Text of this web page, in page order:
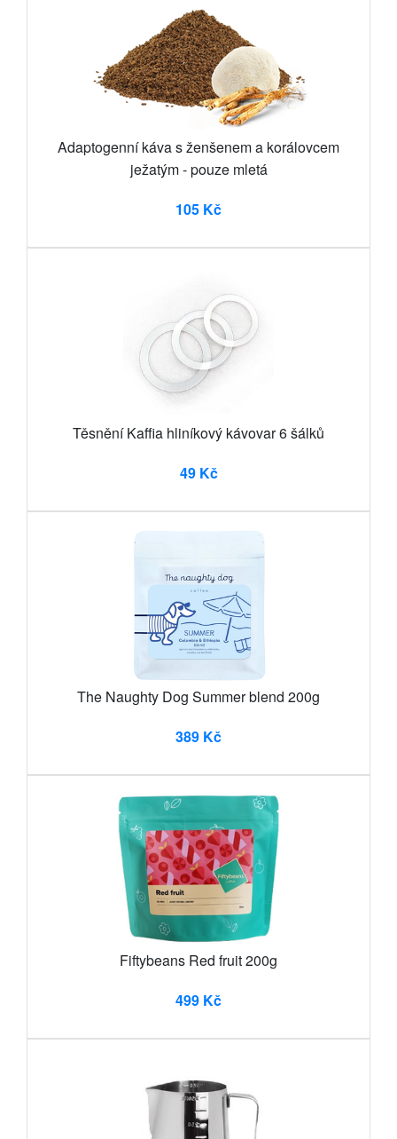
Adaptogenní káva s ženšenem a korálovcem
ježatým - pouze mletá
105 Kč
Těsnění Kaffia hliníkový kávovar 6 šálků
49 Kč
The Naughty Dog Summer blend 200g
389 Kč
Fiftybeans Red fruit 200g
499 Kč